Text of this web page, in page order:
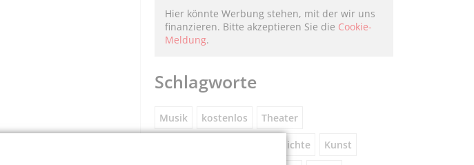
Hier könnte Werbung stehen, mit der wir uns
finanzieren. Bitte akzeptieren Sie die Cookie-
Meldung.
Schlagworte
Musik kostenlos Theater
Geschichte Kunst